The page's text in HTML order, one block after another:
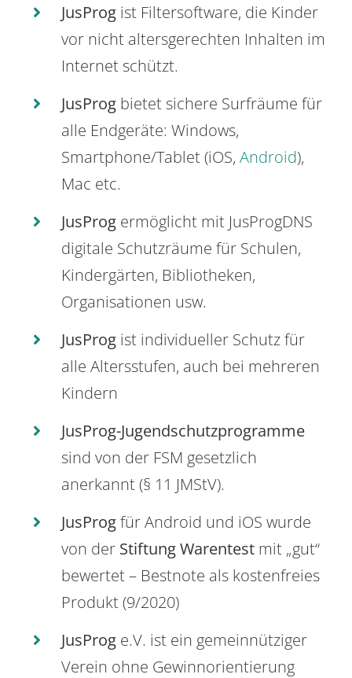
JusProg ist Filtersoftware, die Kinder
vor nicht altersgerechten Inhalten im
Internet schützt.
JusProg bietet sichere Surfräume für
alle Endgeräte: Windows,
Smartphone/Tablet (iOS, Android),
Mac etc.
JusProg ermöglicht mit JusProgDNS
digitale Schutzräume für Schulen,
Kindergärten, Bibliotheken,
Organisationen usw.
JusProg ist individueller Schutz für
alle Altersstufen, auch bei mehreren
Kindern
JusProg-Jugendschutzprogramme
sind von der FSM gesetzlich
anerkannt (§ 11 JMStV).
JusProgfür Android und iOS wurde
von der Stiftung Warentest mit „gut“
bewertet – Bestnote als kostenfreies
Produkt (9/2020)
JusProg e.V. ist ein gemeinnütziger
Verein ohne Gewinnorientierung